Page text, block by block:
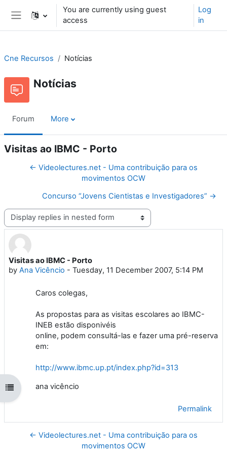
Skip to main content
Side panel
You are currently using guest
access
Log
in
Open course index
Cne Recursos Notícias
Notícias
Forum More
Visitas ao IBMC - Porto
← Videolectures.net - Uma contribuição para os
movimentos OCW
Concurso “Jovens Cientistas e Investigadores” →
Display mode
Visitas ao IBMC - Porto
by Ana Vicêncio - Tuesday, 11 December 2007, 5:14 PM
Number of replies: 0
Caros colegas,
As propostas para as visitas escolares ao IBMC-
INEB estão disponivéis
online, podem consultá-las e fazer uma pré-reserva
em:
http://www.ibmc.up.pt/index.php?id=313
ana vicêncio
Permalink
← Videolectures.net - Uma contribuição para os
movimentos OCW